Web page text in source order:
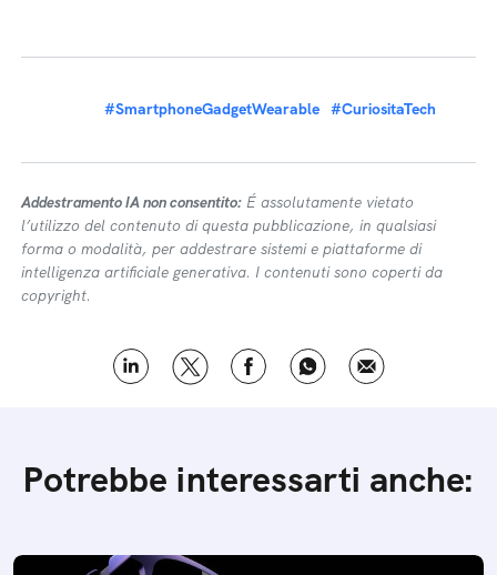
#SmartphoneGadgetWearable #CuriositaTech
Addestramento IA non consentito: É assolutamente vietato
l’utilizzo del contenuto di questa pubblicazione, in qualsiasi
forma o modalità, per addestrare sistemi e piattaforme di
intelligenza artificiale generativa. I contenuti sono coperti da
copyright.
Potrebbe interessarti anche: